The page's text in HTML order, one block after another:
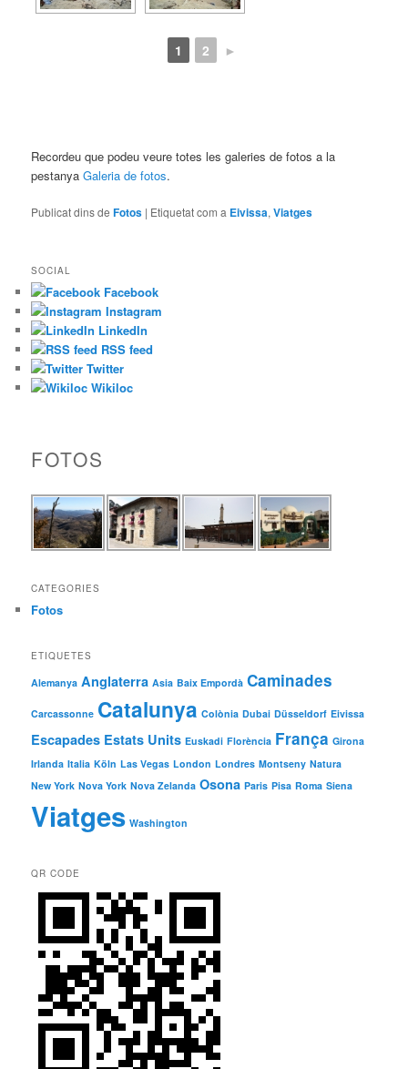
1 2 ►
Recordeu que podeu veure totes les galeries de fotos a la
pestanyaGaleria de fotos.
Publicat dins de Fotos | Etiquetat com a Eivissa,Viatges
SOCIAL
Facebook
Instagram
LinkedIn
RSS feed
Twitter
Wikiloc
FOTOS
CATEGORIES
Fotos
ETIQUETES
Alemanya Anglaterra Asia Baix Empordà Caminades
Carcassonne Catalunya Colònia Dubai Düsseldorf Eivissa
Escapades Estats Units Euskadi Florència França Girona
Irlanda Italia Köln Las Vegas London Londres Montseny Natura
New York Nova York Nova Zelanda Osona Paris Pisa Roma Siena
Viatges Washington
QR CODE